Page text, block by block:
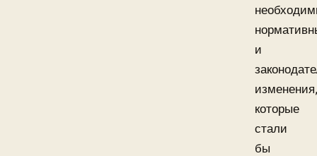
и
которые
стали
бы